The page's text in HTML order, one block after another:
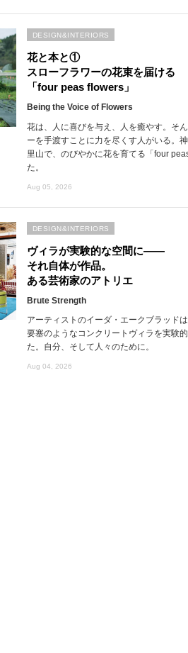
花と本と①
スローフラワーの花束を届ける
「four peas flowers」
Being the Voice of Flowers
花は、人に喜びを与え、人を癒やす。そ
ーを手渡すことに力を尽くす人がいる。
里山で、のびやかに花を育てる「four
た。
Aug 05, 2026
DESIGN&INTERIORS
ヴィラが実験的な空間に――
それ自体が作品。
ある芸術家のアトリエ
Brute Strength
アーティストのイーダ・エークブラッド
要塞のようなコンクリートヴィラを実験
た。自分、そして人々のために。
Aug 04, 2026
DESIGN&INTERIORS